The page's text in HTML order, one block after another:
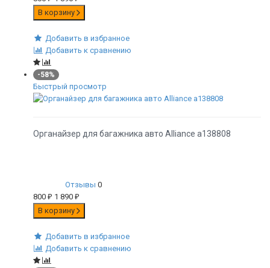
В корзину
Добавить в избранное
Добавить к сравнению
-58%
Быстрый просмотр
Органайзер для багажника авто Alliance а138808
Отзывы 0
800 ₽ 1 890 ₽
В корзину
Добавить в избранное
Добавить к сравнению